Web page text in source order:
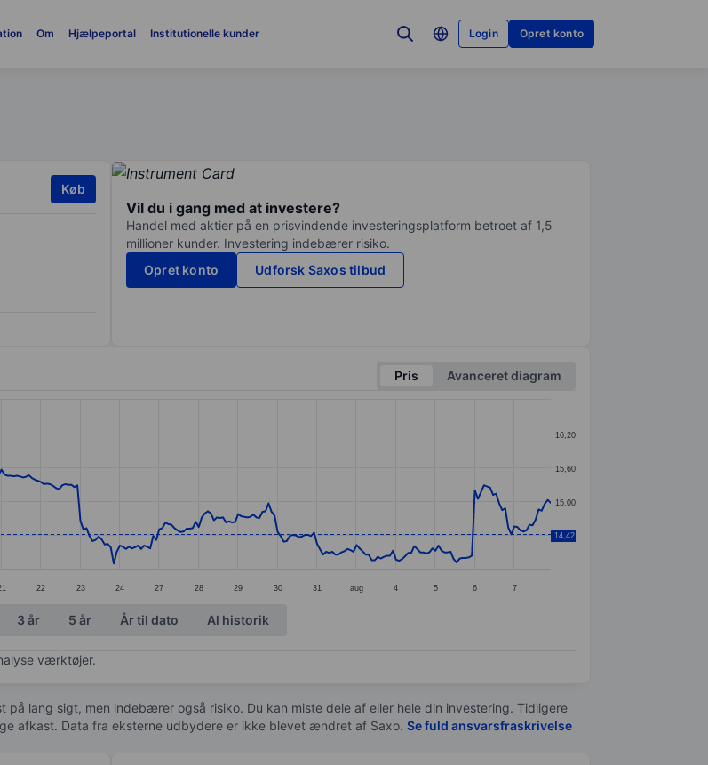
Om Hjælpeportal Institutionelle kunder Login Opret konto
Køb
Vil du i gang med at investere?
Handel med aktier på en prisvindende investeringsplatform betroet af 1,5
millioner kunder. Investering indebærer risiko.
Opret konto
Udforsk Saxos tilbud
Pris
Avanceret diagram
13.89 to 16.12.
22 23 24 27 28 29 30 31 aug 4 5 6 7
14,40
15,00
15,60
16,20
14,42
3 år 5 år År til dato Al historik
værktøjer.
lang sigt, men indebærer også risiko. Du kan miste dele af eller hele din investering. Tidligere
afkast. Data fra eksterne udbydere er ikke blevet ændret af Saxo. Se fuld ansvarsfraskrivelse